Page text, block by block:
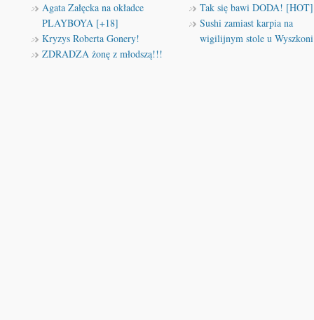
Agata Załęcka na okładce
PLAYBOYA [+18]
Kryzys Roberta Gonery!
ZDRADZA żonę z młodszą!!!
Tak się bawi DODA! [HOT]
Sushi zamiast karpia na
wigilijnym stole u